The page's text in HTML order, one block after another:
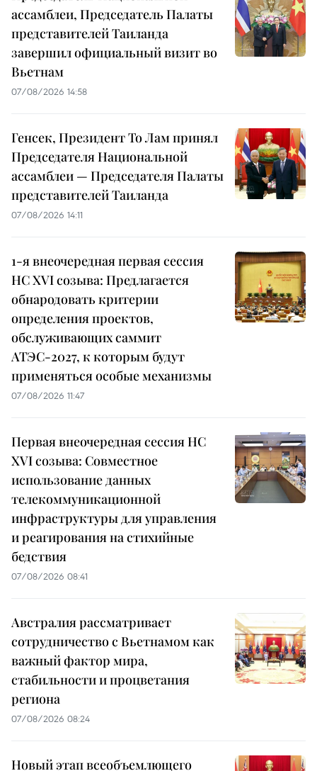
ассамблеи, Председатель Палаты
представителей Таиланда
завершил официальный визит во
Вьетнам
07/08/2026 14:58
Генсек, Президент То Лам принял
Председателя Национальной
ассамблеи — Председателя Палаты
представителей Таиланда
07/08/2026 14:11
1-я внеочередная первая сессия
НС XVI созыва: Предлагается
обнародовать критерии
определения проектов,
обслуживающих саммит
АТЭС-2027, к которым будут
применяться особые механизмы
07/08/2026 11:47
Первая внеочередная сессия НС
XVI созыва: Совместное
использование данных
телекоммуникационной
инфраструктуры для управления
и реагирования на стихийные
бедствия
07/08/2026 08:41
Австралия рассматривает
сотрудничество с Вьетнамом как
важный фактор мира,
стабильности и процветания
региона
07/08/2026 08:24
Новый этап всеобъемлющего